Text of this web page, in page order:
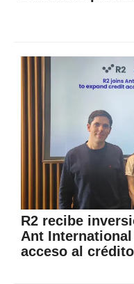
R2 recibe
Ant
acceso al